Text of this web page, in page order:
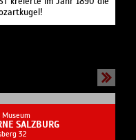
Museum
SALZBURG
32